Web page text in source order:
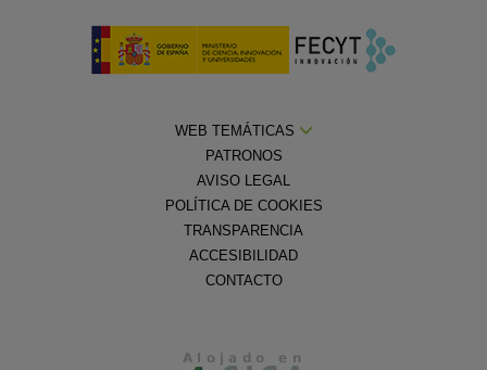
WEB TEMÁTICAS
PATRONOS
AVISO LEGAL
POLÍTICA DE COOKIES
TRANSPARENCIA
ACCESIBILIDAD
CONTACTO